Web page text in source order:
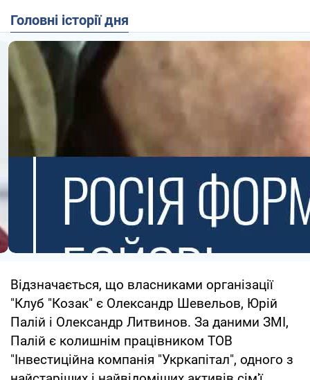
Головні історії дня
Відзначається, що власниками організації
"Клуб "Козак" є Олександр Шевельов, Юрій
Палій і Олександр Литвинов. За даними ЗМІ,
Палій є колишнім працівником ТОВ
"Інвестиційна компанія "Укркапітал", одного з